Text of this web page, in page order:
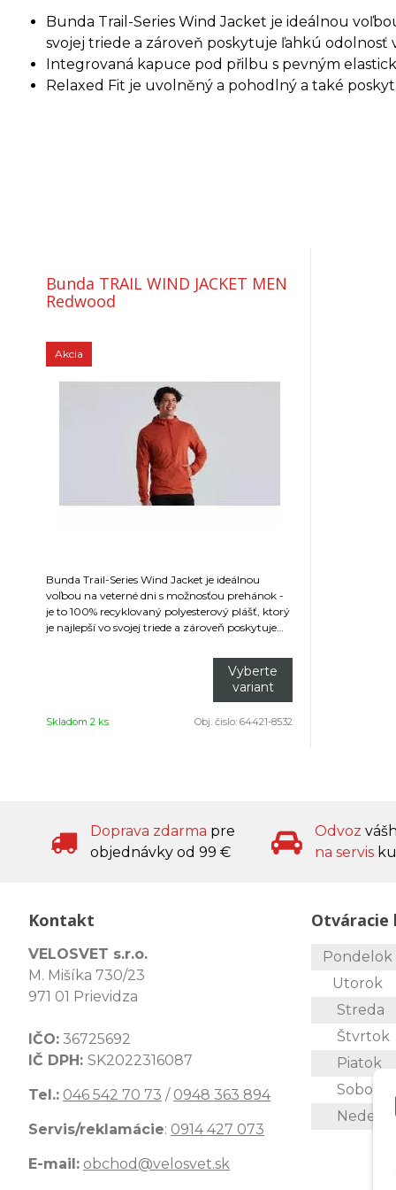
Bunda Trail-Series Wind Jacket je ideálnou
svojej triede a zároveň poskytuje ľahkú odolnosť
Integrovaná kapuce pod přilbu s pevným
Relaxed Fit je uvolněný a pohodlný a také
Bunda TRAIL WIND JACKET MEN
Redwood
Akcia
Bunda Trail-Series Wind Jacket je ideálnou
voľbou na veterné dni s možnosťou prehánok -
je to 100% recyklovaný polyesterový plášť, ktorý
je najlepší vo svojej triede a zároveň poskytuje
vziať aj do svojej obľúbenej pizzerie na
Vyberte
variant
Skladom 2 ks Obj. čislo: 64421-8532
Doprava zdarma pre
objednávky od 99 €
Odvoz
na servis
Kontakt
VELOSVET s.r.o.
M. Mišíka 730/23
971 01 Prievidza
IČO: 36725692
IČ DPH: SK2022316087
Tel.: 046 542 70 73 / 0948 363 894
Servis/reklamácie: 0914 427 073
E-mail: obchod@velosvet.sk
Otváracie
Utorok
Streda
Štvrtok
Piatok
Sobota
Nedeľa